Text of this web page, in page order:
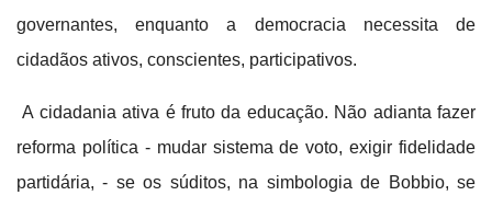
governantes, enquanto a democracia necessita de
cidadãos ativos, conscientes, participativos.
A cidadania ativa é fruto da educação. Não adianta fazer
reforma política - mudar sistema de voto, exigir fidelidade
partidária, - se os súditos, na simbologia de Bobbio, se